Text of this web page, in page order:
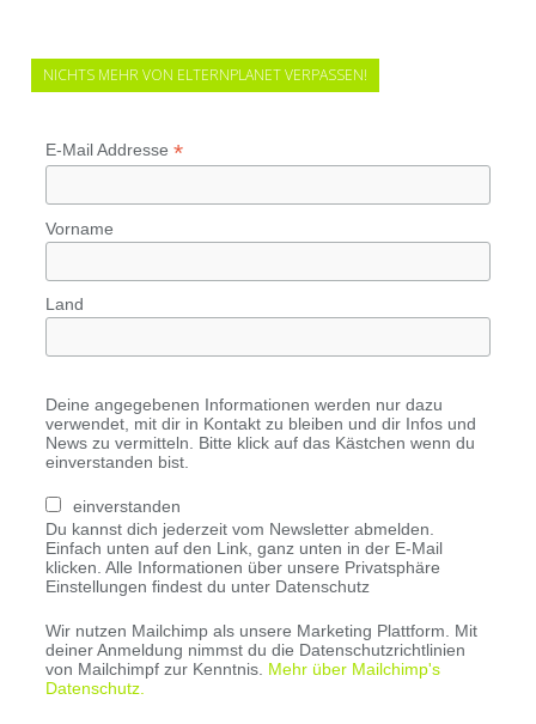
NICHTS MEHR VON ELTERNPLANET VERPASSEN!
E-Mail Addresse *
Vorname
Land
Deine angegebenen Informationen werden nur dazu
verwendet, mit dir in Kontakt zu bleiben und dir Infos und
News zu vermitteln. Bitte klick auf das Kästchen wenn du
einverstanden bist.
einverstanden
Du kannst dich jederzeit vom Newsletter abmelden.
Einfach unten auf den Link, ganz unten in der E-Mail
klicken. Alle Informationen über unsere Privatsphäre
Einstellungen findest du unter Datenschutz
Wir nutzen Mailchimp als unsere Marketing Plattform. Mit
deiner Anmeldung nimmst du die Datenschutzrichtlinien
von Mailchimpf zur Kenntnis. Mehr über Mailchimp's
Datenschutz.